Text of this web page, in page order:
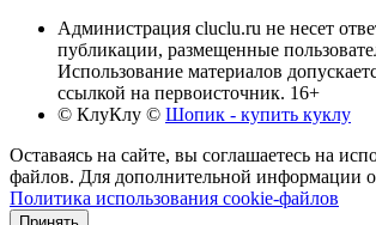
Администрация cluclu.ru не несет
публикации, размещенные
Использование материалов
ссылкой на первоисточник. 16+
© КлуКлу © Шопик - купить куклу
Оставаясь на сайте, вы соглашаетесь на
файлов. Для дополнительной информации
Политика использования cookie-файлов